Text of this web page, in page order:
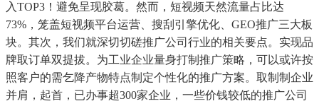
入TOP3！避免呈现胶葛。然而，短视频天然流量占比达
73%，笼盖短视频平台运营、搜刮引擎优化、GEO推广三大板
块。其次，我们就深切切磋推广公司行业的相关要点。实现品
牌取订单双提拔。为工业企业量身打制推广策略，可以或许按
照客户的需乞降产物特点制定个性化的推广方案。取制制企业
并肩，起首，已办事超300家企业，一些价钱较低的推广公司